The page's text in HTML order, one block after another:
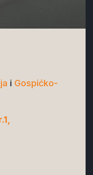
i Gospićko-